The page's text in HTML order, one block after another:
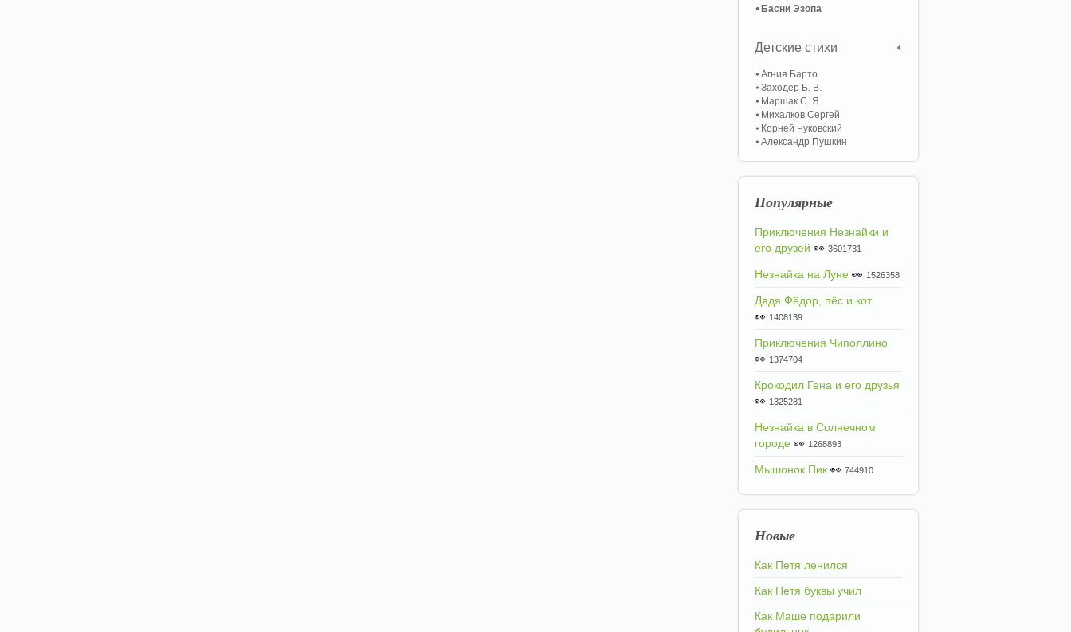
Басни Эзопа
Детские стихи
Агния Барто
Заходер Б. В.
Маршак С. Я.
Михалков Сергей
Корней Чуковский
Александр Пушкин
Популярные
Приключения Незнайки и
его друзей 👀 3601731
Незнайка на Луне 👀 1526358
Дядя Фёдор, пёс и кот
👀 1408139
Приключения Чиполлино
👀 1374704
Крокодил Гена и его друзья
👀 1325281
Незнайка в Солнечном
городе 👀 1268893
Мышонок Пик 👀 744910
Новые
Как Петя ленился
Как Петя буквы учил
Как Маше подарили